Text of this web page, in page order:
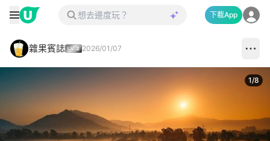
下載App
雜果賓誌 2026/01/07
1/8